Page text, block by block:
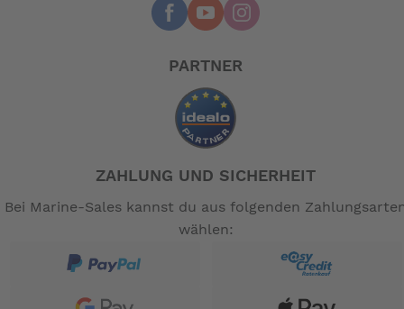
PARTNER
ZAHLUNG UND SICHERHEIT
Bei Marine-Sales kannst du aus folgenden
wählen: